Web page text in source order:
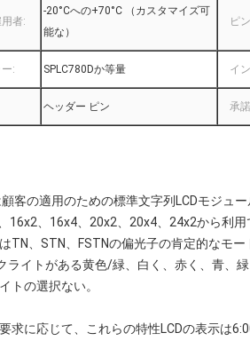
者:
-20°Cへの+70°C （カスタマイズ可
能な）
ピ
: SPLC780Dか等量 イ
ヘッダー ピン 承
客の適用のための標準文字列LCDモジュ
16x2、16x4、20x2、20x4、24x2から利
TN、STN、FSTNの偏光子の肯定的なモ
ライトがある黄色/緑、白く、赤く、青、
トの選択ない。
求に応じて、これらの特性LCDの表示は